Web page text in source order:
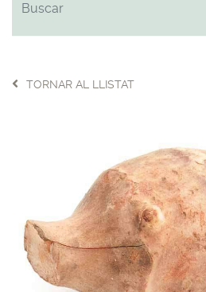
TORNAR AL LLISTAT